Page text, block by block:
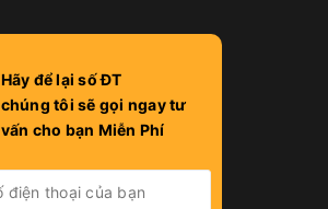
Hãy để lại số ĐT
chúng tôi sẽ gọi ngay tư
vấn cho bạn Miễn Phí